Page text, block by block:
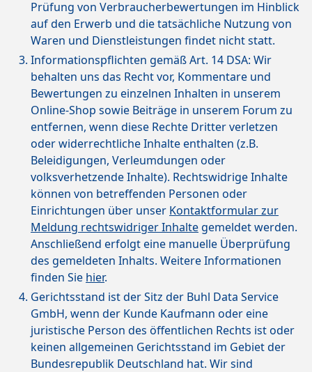
Prüfung von Verbraucherbewertungen im Hinblick
auf den Erwerb und die tatsächliche Nutzung von
Waren und Dienstleistungen findet nicht statt.
Informationspflichten gemäß Art. 14 DSA: Wir
behalten uns das Recht vor, Kommentare und
Bewertungen zu einzelnen Inhalten in unserem
Online-Shop sowie Beiträge in unserem Forum zu
entfernen, wenn diese Rechte Dritter verletzen
oder widerrechtliche Inhalte enthalten (z.B.
Beleidigungen, Verleumdungen oder
volksverhetzende Inhalte). Rechtswidrige Inhalte
können von betreffenden Personen oder
Einrichtungen über unser Kontaktformular zur
Meldung rechtswidriger Inhalte gemeldet werden.
Anschließend erfolgt eine manuelle Überprüfung
des gemeldeten Inhalts. Weitere Informationen
finden Sie hier.
Gerichtsstand ist der Sitz der Buhl Data Service
GmbH, wenn der Kunde Kaufmann oder eine
juristische Person des öffentlichen Rechts ist oder
keinen allgemeinen Gerichtsstand im Gebiet der
Bundesrepublik Deutschland hat. Wir sind